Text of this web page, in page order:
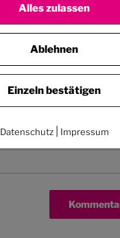
Alles zulassen
Ablehnen
Einzeln bestätigen
Datenschutz| Impressum